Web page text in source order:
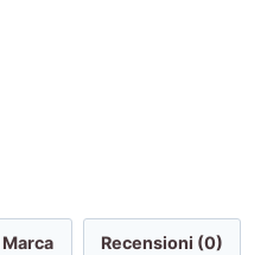
Marca Recensioni (0)